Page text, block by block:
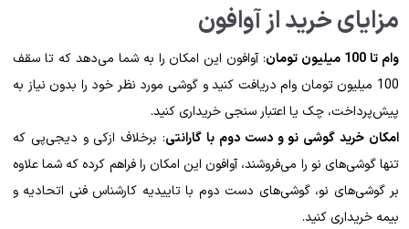
مزایای خرید از آوافون
وام تا 100 میلیون تومان
: آوافون این امکان را به شما می‌دهد که تا سقف
100 میلیون تومان وام دریافت کنید و گوشی مورد نظر خود را بدون نیاز به
پیش‌پرداخت، چک یا اعتبار سنجی خریداری کنید.
امکان خرید گوشی نو و دست دوم با گارانتی: برخلاف ازکی و دیجی‌پی که
تنها گوشی‌های نو را می‌فروشند، آوافون این امکان را فراهم کرده که شما علاوه
بر گوشی‌های نو، گوشی‌های دست دوم با تاییدیه کارشناس فنی اتحادیه و
بیمه خریداری کنید.